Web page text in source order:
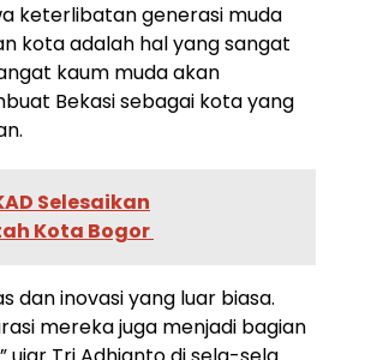
keterlibatan generasi muda
kota adalah hal yang sangat
kaum muda akan
Bekasi sebagai kota yang
Selesaikan
Kota Bogor
dan inovasi yang luar biasa.
mereka juga menjadi bagian